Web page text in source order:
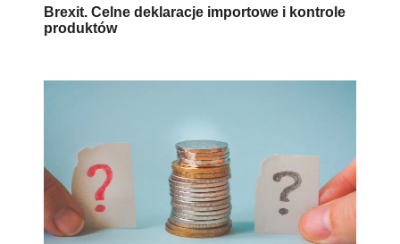
Brexit. Celne deklaracje importowe i kontrole
produktów